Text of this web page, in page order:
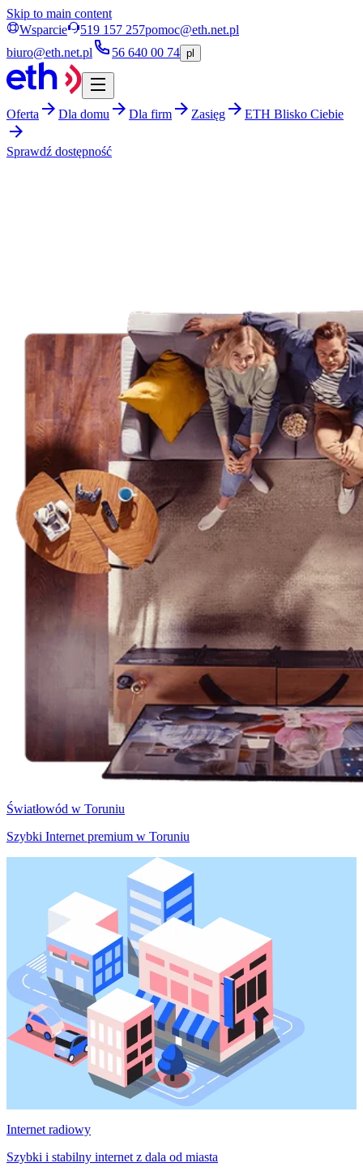
Skip to main content
Wsparcie
519 157 257pomoc@eth.net.pl
biuro@eth.net.pl
56 640 00 74 pl
Oferta Dla domu Dla firm Zasięg ETH Blisko Ciebie
Sprawdź dostępność
Światłowód w Toruniu
Szybki Internet premium w Toruniu
Internet radiowy
Szybki i stabilny internet z dala od miasta